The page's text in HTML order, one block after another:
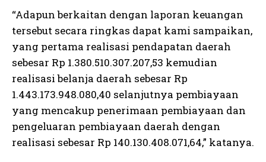
“Adapun berkaitan dengan laporan keuangan
tersebut secara ringkas dapat kami sampaikan,
yang pertama realisasi pendapatan daerah
sebesar Rp 1.380.510.307.207,53 kemudian
realisasi belanja daerah sebesar Rp
1.443.173.948.080,40 selanjutnya pembiayaan
yang mencakup penerimaan pembiayaan dan
pengeluaran pembiayaan daerah dengan
realisasi sebesar Rp 140.130.408.071,64,” katanya.